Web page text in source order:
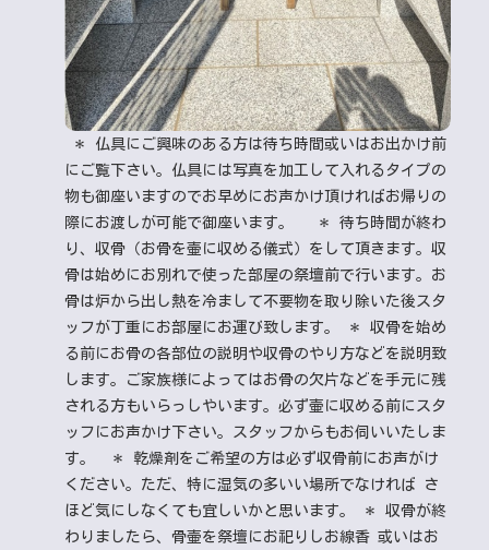
＊ 仏具にご興味のある方は待ち時間或いはお出かけ前
にご覧下さい。仏具には写真を加工して入れるタイプの
物も御座いますのでお早めにお声かけ頂ければお帰りの
際にお渡しが可能で御座います。
＊ 待ち時間が終わ
り、収骨（お骨を壷に収める儀式）をして頂きます。収
骨は始めにお別れで使った部屋の祭壇前で行います。お
骨は炉から出し熱を冷まして不要物を取り除いた後スタ
ッフが丁重にお部屋にお運び致します。 ＊ 収骨を始め
る前にお骨の各部位の説明や収骨のやり方などを説明致
します。ご家族様によってはお骨の欠片などを手元に残
される方もいらっしやいます。必ず壷に収める前にスタ
ッフにお声かけ下さい。スタッフからもお伺いいたしま
す。
＊ 乾燥剤をご希望の方は必ず収骨前にお声がけ
ください。ただ、特に湿気の多いい場所でなければ さ
ほど気にしなくても宜しいかと思います。 ＊ 収骨が終
わりましたら、骨壷を祭壇にお祀りしお線香 或いはお